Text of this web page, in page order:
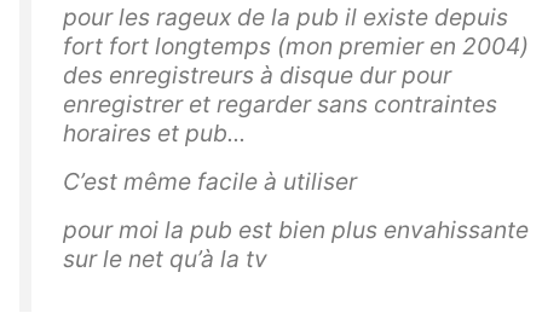
pour les rageux de la pub il existe depuis
fort fort longtemps (mon premier en 2004)
des enregistreurs à disque dur pour
enregistrer et regarder sans contraintes
horaires et pub...
C’est même facile à utiliser
pour moi la pub est bien plus envahissante
sur le net qu’à la tv